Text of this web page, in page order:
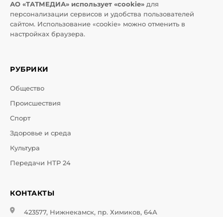
АО «ТАТМЕДИА» использует «cookie» для
персонализации сервисов и удобства пользователей
сайтом. Использование «cookie» можно отменить в
настройках браузера.
РУБРИКИ
Общество
Происшествия
Спорт
Здоровье и среда
Культура
Передачи НТР 24
КОНТАКТЫ
423577, Нижнекамск, пр. Химиков, 64А